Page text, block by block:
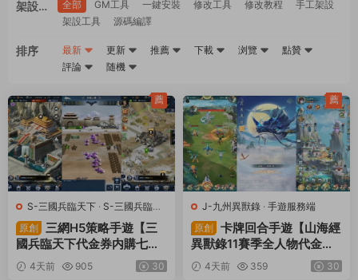
架設難
全部 GM工具 一鍵安裝 修改工具 修改教程
手工架設
架設工具
源碼編譯
排序 最新 更新 推薦 下載 浏覽
點贊
評論
随機
S-三國兵臨天下 · S-三國兵臨天
下· 手遊服務端·頁遊服務端
原創
三網H5策略手遊【三
國兵臨天下代金券内購七合
修複版】Linux手工服務端
+管理後台+GM授權後台
4天前 905 30
薦
J-九州異獸錄 · 手遊服務端
原創
卡牌回合手遊【山海經
異獸錄11賽季全人物代金券
内購版】Win一鍵服務端+授
權GM後台+管理後台+熱更
4天前 359 30
薦